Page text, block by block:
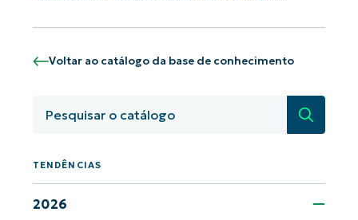
Voltar ao catálogo da base de conhecimento
TENDÊNCIAS
2026
Company